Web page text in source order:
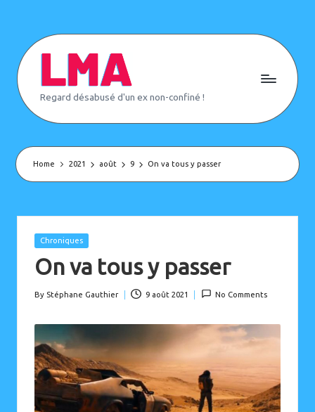
content
L
e
M
e
(
o
u
p
s)
Regard désabusé d'un ex non-confiné !
Home 2021 août 9 On va tous y passer
Posted
Chroniques
On va tous y passer
Posted
By Stéphane Gauthier 9 août 2021 No Comments